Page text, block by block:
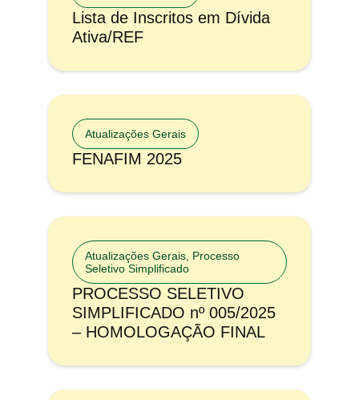
Lista de Inscritos em Dívida
Ativa/REF
Atualizações Gerais
FENAFIM 2025
Atualizações Gerais Processo
Seletivo Simplificado
PROCESSO SELETIVO
SIMPLIFICADO nº 005/2025
– HOMOLOGAÇÃO FINAL